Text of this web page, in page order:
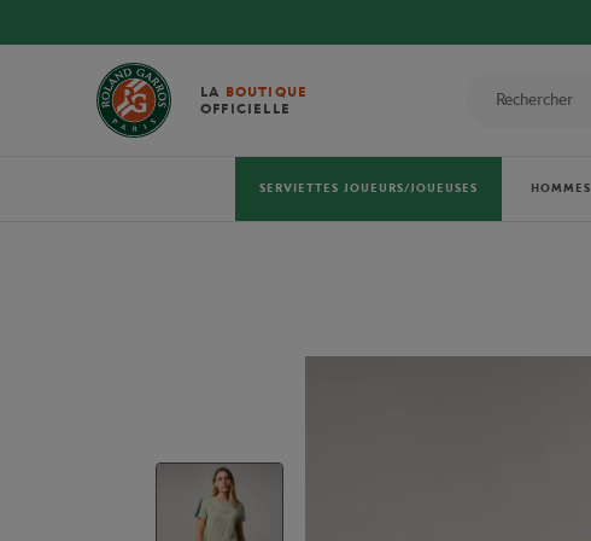
LA BOUTIQUE
OFFICIELLE
SERVIETTES JOUEURS/JOUEUSES HOMMES